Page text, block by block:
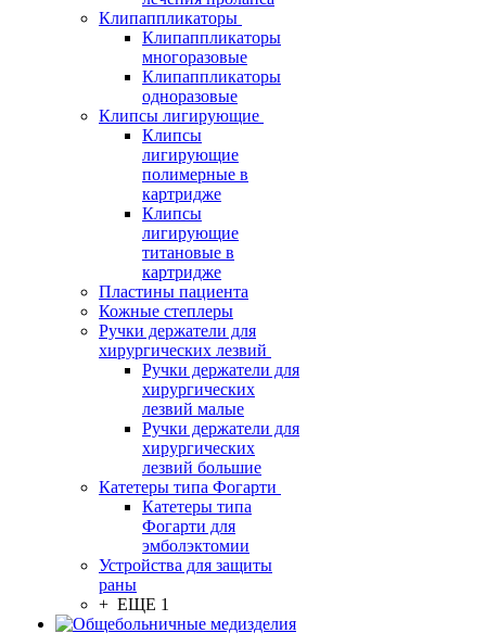
Клипаппликаторы
Клипаппликаторы
многоразовые
Клипаппликаторы
одноразовые
Клипсы лигирующие
Клипсы
лигирующие
полимерные в
картридже
Клипсы
лигирующие
титановые в
картридже
Пластины пациента
Кожные степлеры
Ручки держатели для
хирургических лезвий
Ручки держатели для
хирургических
лезвий малые
Ручки держатели для
хирургических
лезвий большие
Катетеры типа Фогарти
Катетеры типа
Фогарти для
эмболэктомии
Устройства для защиты
раны
+ ЕЩЕ 1